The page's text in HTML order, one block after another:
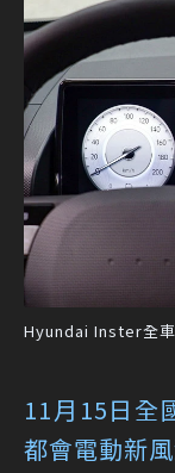
Hyundai Inster全
11月15日
都會電動新